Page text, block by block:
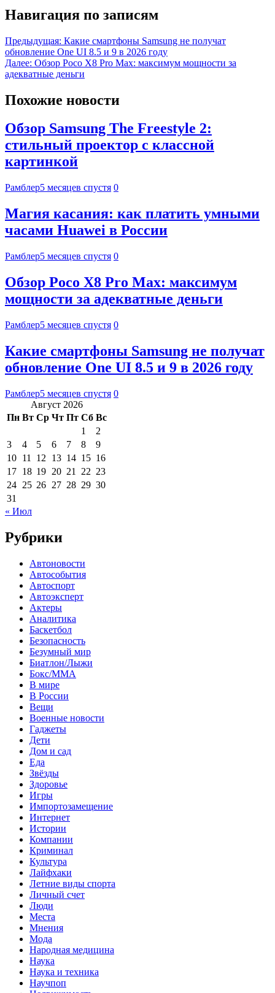
Навигация по записям
Предыдущая: Какие смартфоны Samsung не получат
обновление One UI 8.5 и 9 в 2026 году
Далее: Обзор Poco X8 Pro Max: максимум мощности за
адекватные деньги
Похожие новости
Обзор Samsung The Freestyle 2:
стильный проектор с классной
картинкой
Рамблер5 месяцев спустя 0
Магия касания: как платить умными
часами Huawei в России
Рамблер5 месяцев спустя 0
Обзор Poco X8 Pro Max: максимум
мощности за адекватные деньги
Рамблер5 месяцев спустя 0
Какие смартфоны Samsung не получат
обновление One UI 8.5 и 9 в 2026 году
Рамблер5 месяцев спустя 0
Август 2026
Пн Вт Ср Чт Пт Сб Вс
1
2
3
4 5 6 7 8
9
10 11 12 13 14 15 16
17 18 19 20 21 22 23
24 25 26 27 28 29 30
31
« Июл
Рубрики
Автоновости
Автособытия
Автоспорт
Автоэксперт
Актеры
Аналитика
Баскетбол
Безопасность
Безумный мир
Биатлон/Лыжи
Бокс/MMA
В мире
В России
Вещи
Военные новости
Гаджеты
Дети
Дом и сад
Еда
Звёзды
Здоровье
Игры
Импортозамещение
Интернет
Истории
Компании
Криминал
Культура
Лайфхаки
Летние виды спорта
Личный счет
Люди
Места
Мнения
Мода
Народная медицина
Наука
Наука и техника
Научпоп